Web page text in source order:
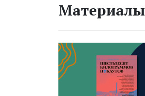
Материалы